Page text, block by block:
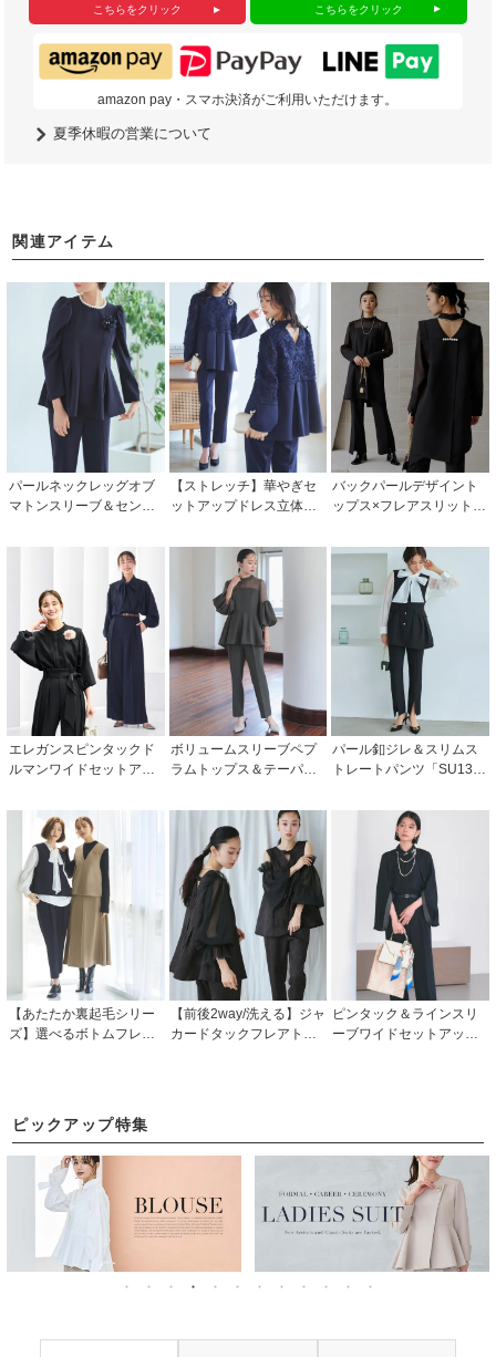
こちらをクリック こちらをクリック
amazon pay・スマホ決済がご利用いただけます。
夏季休暇の営業について
関連アイテム
パールネックレッグオブ
マトンスリーブ＆センタ
ンツセットアップ「PA13
【ストレッチ】華やぎセ
ットアップドレス立体レ
パンツ「PA1497」
バックパールデザイント
ップス×フレアスリットパ
76」/ 結婚式・披露宴・二
次会などお呼ばれ対応フ
ォーマルパーティードレ
ス
エレガンスピンタックド
ルマンワイドセットアッ
ルパーティードレス・セ
レモニー・入学式(入園
式)・卒業式(卒園式)・結
婚式・披露宴・二次会・
同窓会などお呼ばれ対応
ボリュームスリーブペプ
ラムトップス＆テーパー
A1412」
パール釦ジレ＆スリムス
トレートパンツ「SU134
ー・入学式(入園式)・卒業
式(卒園式)・七五三-ママ
【あたたか裏起毛シリー
ズ】選べるボトムフレア
4」
【前後2way/洗える】ジャ
カードタックフレアトッ
ピンタック＆ラインスリ
ーブワイドセットアップ
などお呼ばれ対応
ピックアップ特集